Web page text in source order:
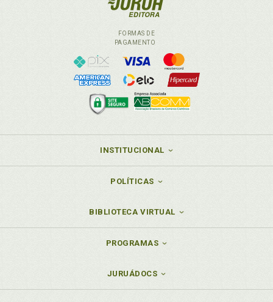
FORMAS DE
PAGAMENTO
INSTITUCIONAL
POLÍTICAS
BIBLIOTECA VIRTUAL
PROGRAMAS
JURUÁDOCS